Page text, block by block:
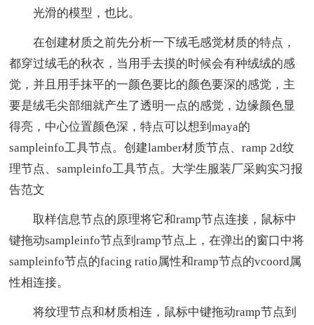
光滑的模型，也比。
在创建材质之前先分析一下绒毛感觉材质的特点，
都穿过绒毛的秋衣，当用手去摸的时候会有种绒绒的感
觉，并且用手抹平的一颜色要比的颜色要深的感觉，主
要是绒毛尖部细就产生了透明一点的感觉，边缘颜色显
得亮，中心位置颜色深，特点可以想到maya的
sampleinfo工具节点。创建lamber材质节点、ramp 2d纹
理节点、sampleinfo工具节点。大学生服装厂采购实习报
告范文
取样信息节点的原理将它和ramp节点连接，鼠标中
键拖动sampleinfo节点到ramp节点上，在弹出的窗口中将
sampleinfo节点的facing ratio属性和ramp节点的vcoord属
性相连接。
将纹理节点和材质相连，鼠标中键拖动ramp节点到